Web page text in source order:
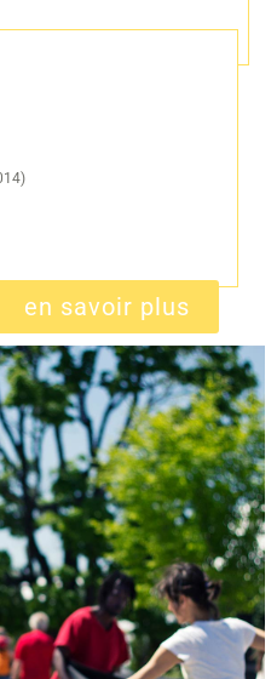
en savoir plus